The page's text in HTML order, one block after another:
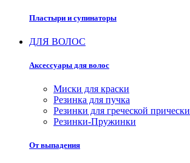
Пластыри и супинаторы
ДЛЯ ВОЛОС
Аксессуары для волос
Миски для краски
Резинка для пучка
Резинки для греческой прически
Резинки-Пружинки
От выпадения